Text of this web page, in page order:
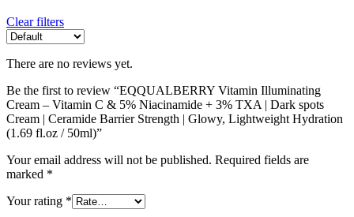
Clear filters
There are no reviews yet.
Be the first to review “EQQUALBERRY Vitamin Illuminating
Cream – Vitamin C & 5% Niacinamide + 3% TXA | Dark spots
Cream | Ceramide Barrier Strength | Glowy, Lightweight Hydration
(1.69 fl.oz / 50ml)”
Your email address will not be published. Required fields are
marked *
Your rating *